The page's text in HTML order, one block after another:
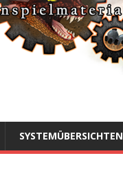
SYSTEMÜBERSICHTEN